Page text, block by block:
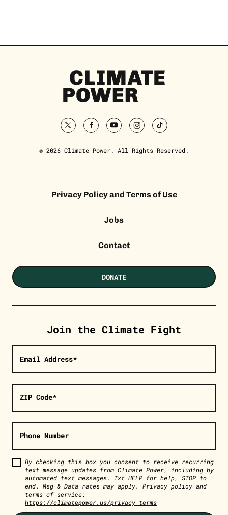
Climate
Power
Homepage
twitterfacebookyoutubeinstagramtiktok
© 2026 Climate Power. All Rights Reserved.
Privacy Policy and Terms of Use
Jobs
Contact
DONATE
Join the Climate Fight
Email Address*
ZIP Code*
Phone Number
By checking this box you consent to receive recurring
text message updates from Climate Power, including by
automated text messages. Txt HELP for help, STOP to
end. Msg & Data rates may apply. Privacy policy and
terms of service:
https://climatepower.us/privacy_terms